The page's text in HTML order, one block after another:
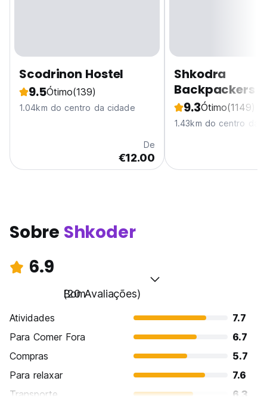
Scodrinon Hostel
9.5Ótimo(139)
1.04km do centro da cidade
De
€12.00
Shkodra
Backpackers
Mi Casa es Tu
9.3Ótimo(1149)
1.43km do centro da
Sobre Shkoder
6.9
Bom
(20 Avaliações)
Atividades
7.7
Para Comer Fora
6.7
Compras
5.7
Para relaxar
7.6
Transporte
6.3